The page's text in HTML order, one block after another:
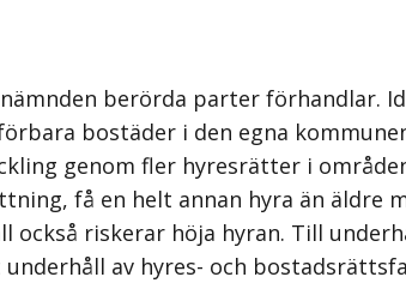
berörda parter förhandlar.
bostäder i den egna
genom fler hyresrätter i
få en helt annan hyra än
riskerar höja hyran. Till
av hyres- och